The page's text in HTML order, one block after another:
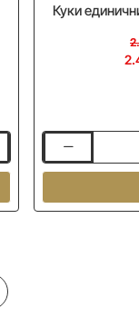
Куки
единични
Natural